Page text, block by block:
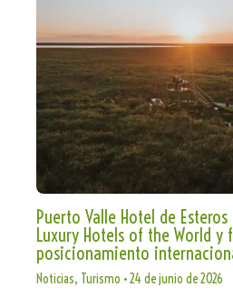
Puerto Valle Hotel de
Luxury Hotels of the World y
posicionamiento
Noticias, Turismo •24 de junio de 2026